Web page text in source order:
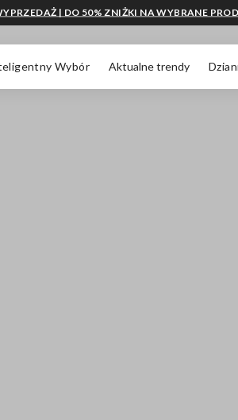
Wybór Aktualne trendy
| DO 50% ZNIŻKI NA WYBRANE